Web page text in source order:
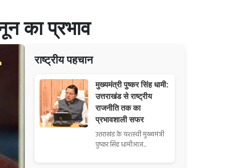
का प्रभाव
राष्ट्रीय पहचान
मुख्यमंत्री पुष्कर सिंह धामी:
उत्तराखंड से राष्ट्रीय
राजनीति तक का
प्रभावशाली सफर
उत्तराखंड के यशस्वी मुख्यमंत्री
पुष्कर सिंह धामीआज...